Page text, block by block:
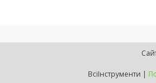
ВсіІнструменти |